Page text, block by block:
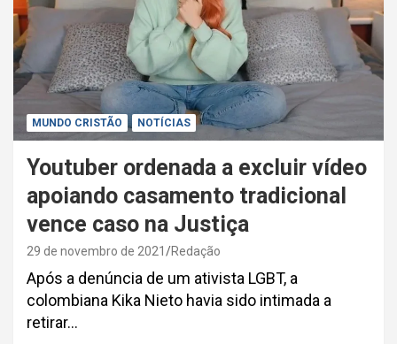
MUNDO CRISTÃO NOTÍCIAS
Youtuber ordenada a excluir vídeo
apoiando casamento tradicional
vence caso na Justiça
29 de novembro de 2021 Redação
Após a denúncia de um ativista LGBT, a
colombiana Kika Nieto havia sido intimada a
retirar…